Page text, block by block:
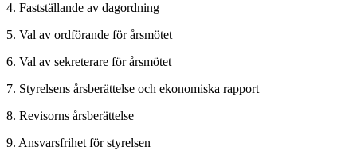
4. Fastställande av dagordning
5. Val av ordförande för årsmötet
6. Val av sekreterare för årsmötet
7. Styrelsens årsberättelse och ekonomiska rapport
8. Revisorns årsberättelse
9. Ansvarsfrihet för styrelsen